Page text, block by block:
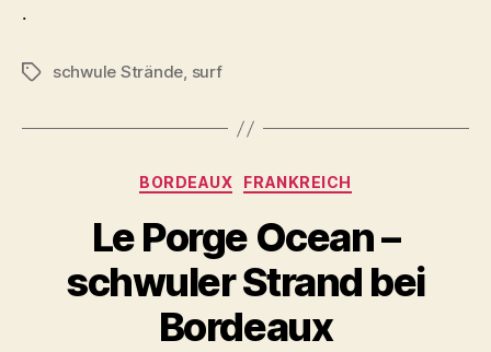
.
Schlagwörter
schwule Strände, surf
Kategorien
BORDEAUX FRANKREICH
Le Porge Ocean –
schwuler Strand bei
Bordeaux